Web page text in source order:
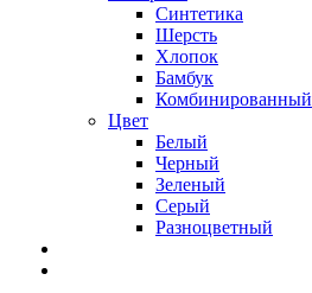
Синтетика
Шерсть
Хлопок
Бамбук
Комбинированный
Цвет
Белый
Черный
Зеленый
Серый
Разноцветный